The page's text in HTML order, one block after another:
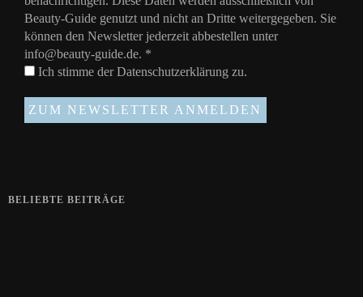
Beauty-Guide genutzt und nicht an Dritte weitergegeben. Sie
können den Newsletter jederzeit abbestellen unter
info@beauty-guide.de. *
Ich stimme derDatenschutzerklärung zu.
BELIEBTE BEITRÄGE